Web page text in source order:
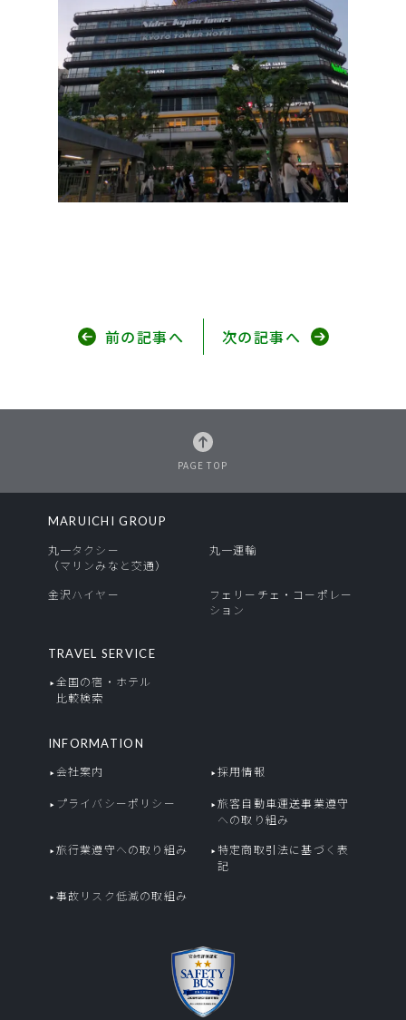
前の記事へ 次の記事へ
PAGE TOP
MARUICHI GROUP
丸一タクシー
（マリンみなと交通）
丸一運輸
金沢ハイヤー
フェリーチェ・コーポレー
ション
TRAVEL SERVICE
全国の宿・ホテル
比較検索
INFORMATION
会社案内 採用情報
プライバシーポリシー
旅客自動車運送事業遵守
への取り組み
旅行業遵守への取り組み
特定商取引法に基づく表
記
事故リスク低減の取組み